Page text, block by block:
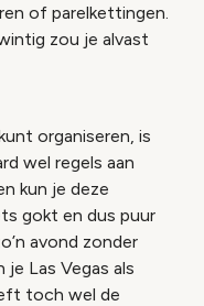
of parelkettingen.
zou je alvast
organiseren, is
wel regels aan
kun je deze
gokt en dus puur
avond zonder
je Las Vegas als
toch wel de